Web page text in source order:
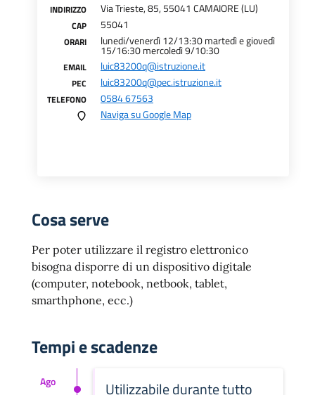
INDIRIZZO Via Trieste, 85, 55041 CAMAIORE (LU)
CAP 55041
ORARI lunedi/venerdì 12/13:30 martedì e giovedì
15/16:30 mercoledì 9/10:30
EMAIL luic83200q@istruzione.it
PEC luic83200q@pec.istruzione.it
TELEFONO
0584 67563
Naviga su Google Map
Cosa serve
Per poter utilizzare il registro elettronico
bisogna disporre di un dispositivo digitale
(computer, notebook, netbook, tablet,
smarthphone, ecc.)
Tempi e scadenze
Utilizzabile durante tutto
Ago